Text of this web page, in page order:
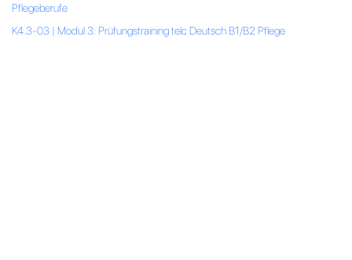
Pflegeberufe
K4.3-03 | Modul 3: Prüfungstraining telc Deutsch B1/B2 Pflege